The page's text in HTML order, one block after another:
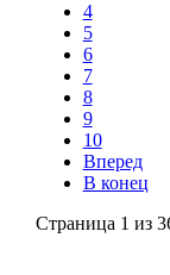
4
5
6
7
8
9
10
Вперед
В конец
Страница 1 из